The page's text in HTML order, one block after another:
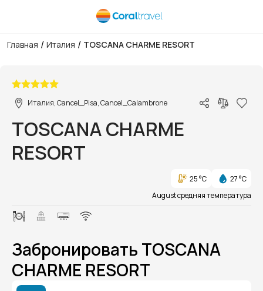
Главная / Италия / TOSCANA CHARME RESORT
Италия, Cancel_Pisa, Cancel_Calambrone
TOSCANA CHARME
RESORT
25 °C
27 °C
August средняя температура
Забронировать TOSCANA
CHARME RESORT